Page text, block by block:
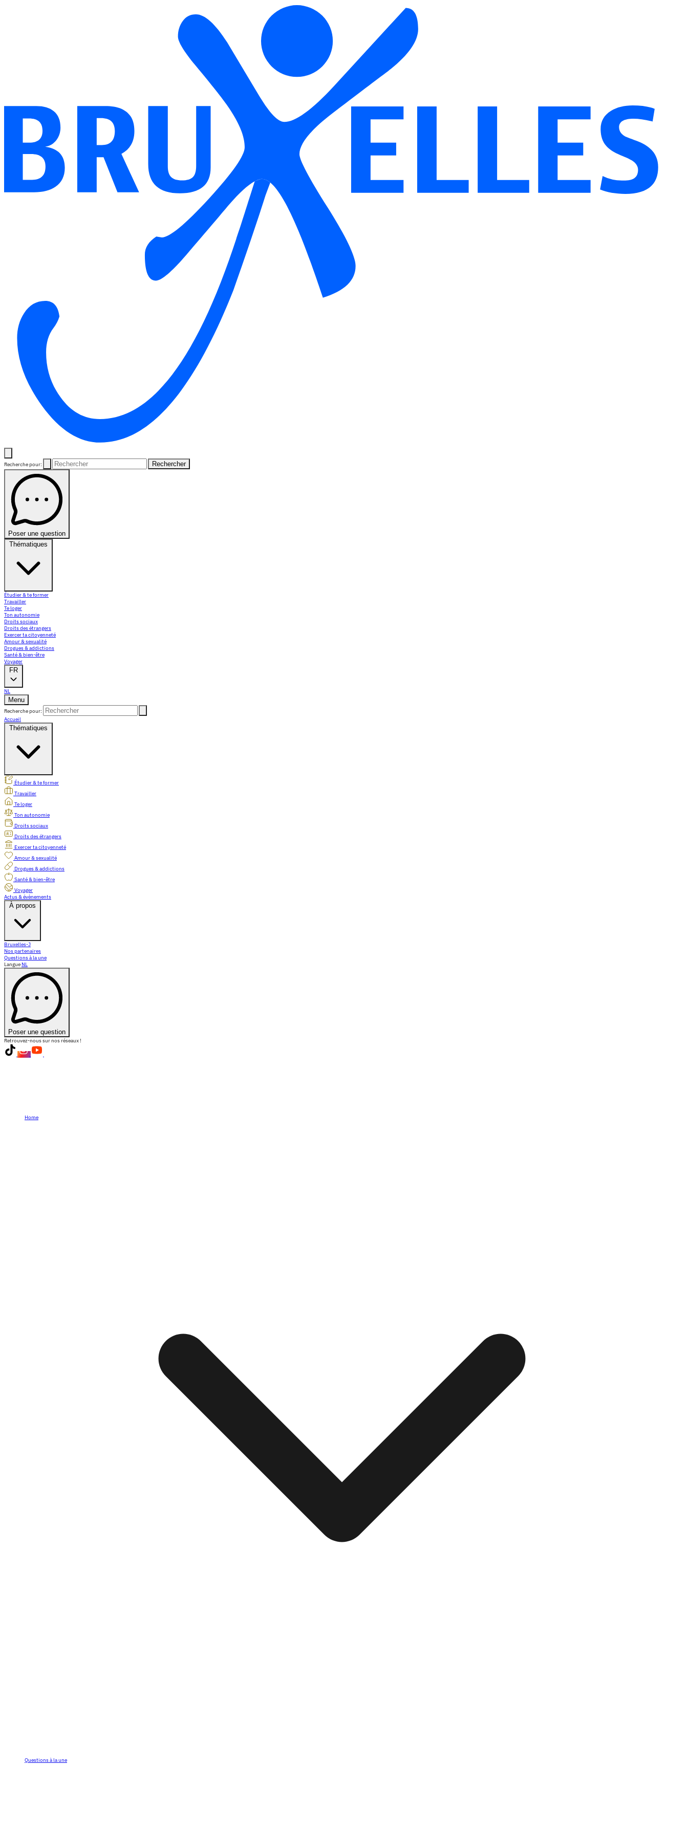
Recherche pour: Rechercher
Poser une question
Thématiques
Étudier & te former
Travailler
Te loger
Ton autonomie
Droits sociaux
Droits des étrangers
Exercer ta citoyenneté
Amour & sexualité
Drogues & addictions
Santé & bien-être
Voyager
FR
NL
Menu
Recherche pour:
Accueil
Thématiques
Étudier & te former
Travailler
Te loger
Ton autonomie
Droits sociaux
Droits des étrangers
Exercer ta citoyenneté
Amour & sexualité
Drogues & addictions
Santé & bien-être
Voyager
Actus & évènements
À propos
Bruxelles-J
Nos partenaires
Questions à la une
Langue NL
Poser une question
Retrouvez-nous sur nos réseaux !
Home
Questions à la une